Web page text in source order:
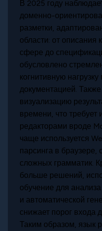
В 2025 году
доменно-
разметки,
области: от описания
сфере до
обусловлено
когнитивную
документацией.
визуализацию
времени, что требует
редакторами вроде
чаще используется
парсинга в браузере,
сложных грамматик.
больше решений,
обучение для
и автоматической
снижает порог входа
Таким образом, язык